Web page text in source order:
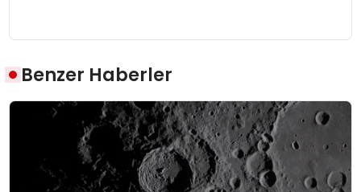
Benzer Haberler